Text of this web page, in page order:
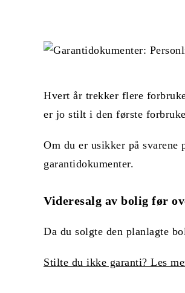
Hvert år trekker flere
er jo stilt i den første
Om du er usikker på svarene
garantidokumenter.
Videresalg av bolig før
Da du solgte den planlagte
Stilte du ikke garanti? Les